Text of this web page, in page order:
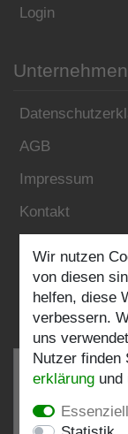
Login
Unternehmen
AGB
Impressum
Kontakt
Folgen Sie uns:
Wir nutzen
von diesen
helfen, diese
verbessern.
uns
Nutzer finden
erklärung und
Essenziell